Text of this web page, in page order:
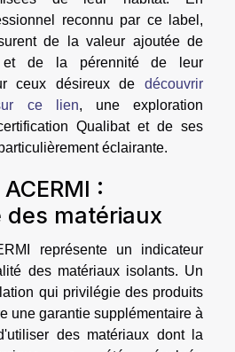
reconnu par ce label,
de la valeur ajoutée de
et de la pérennité de leur
ceux désireux de découvrir
ce lien, une exploration
Qualibat et de ses
éclairante.
:
des matériaux
représente un indicateur
des matériaux isolants. Un
qui privilégie des produits
une garantie supplémentaire à
des matériaux dont la